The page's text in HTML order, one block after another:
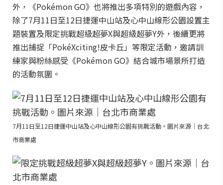
外，《Pokémon GO》也將推出多項特別的遊戲內容，
除了7月11日至12日捷運中山站及心中山線形公園設置主
題裝置及限定挑戰超級超夢X與超級超夢Y外，後續更將
推出捕捉「PokéXciting!皮卡丘」等限定活動，邀請訓
練家與粉絲感受《Pokémon GO》結合城市場景所打造
的活動氛圍。
7月11日至12日捷運中山站及心中山線形公園有挑戰活動。圖片來源｜台北
市商業處